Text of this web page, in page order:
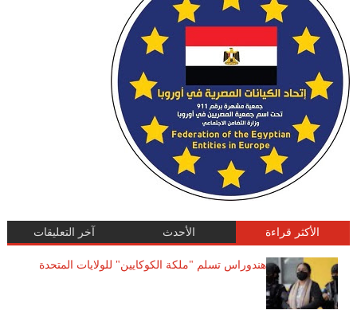
الأكثر قراءة الأحدث آخر التعليقات
هندوراس تسلم "ملكة الكوكايين" للولايات المتحدة